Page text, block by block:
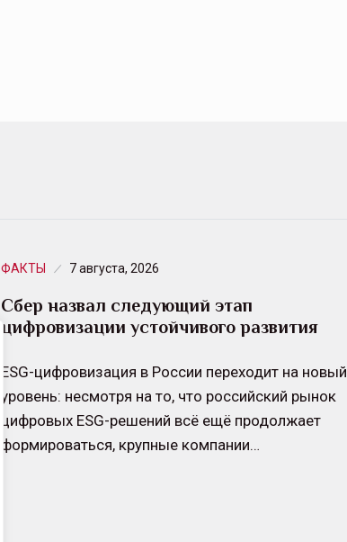
ФАКТЫ 7 августа, 2026
Сбер назвал следующий этап
цифровизации устойчивого развития
ESG-цифровизация в России переходит на новый
уровень: несмотря на то, что российский рынок
цифровых ESG-решений всё ещё продолжает
формироваться, крупные компании…